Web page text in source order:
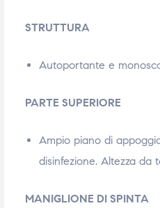
STRUTTURA
Autoportante e
PARTE SUPERIORE
Ampio piano di
disinfezione. Altezza da
MANIGLIONE DI SPINTA